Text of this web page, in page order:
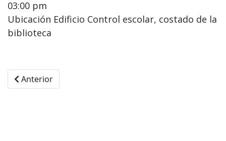
03:00 pm
Ubicación Edificio Control escolar, costado de la
biblioteca
Artículo anterior: Proceso de Inscripción Nuevo Ingreso
Anterior